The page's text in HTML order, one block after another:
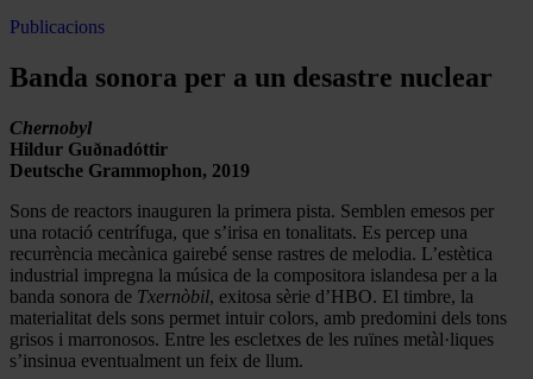
Publicacions
Banda sonora per a un desastre nuclear
Chernobyl
Hildur Guðnadóttir
Deutsche Grammophon, 2019
Sons de reactors inauguren la primera pista. Semblen emesos per
una rotació centrífuga, que s’irisa en tonalitats. Es percep una
recurrència mecànica gairebé sense rastres de melodia. L’estètica
industrial impregna la música de la compositora islandesa per a la
banda sonora de Txernòbil, exitosa sèrie d’HBO. El timbre, la
materialitat dels sons permet intuir colors, amb predomini dels tons
grisos i marronosos. Entre les escletxes de les ruïnes metàl·liques
s’insinua eventualment un feix de llum.